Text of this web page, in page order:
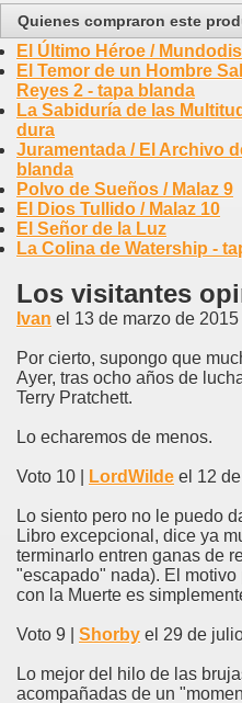
Quienes compraron este
El Último Héroe /
El Temor de un Hombre
Reyes 2 - tapa blanda
La Sabiduría de las
dura
Juramentada / El Archivo
blanda
Polvo de Sueños / Malaz 9
El Dios Tullido / Malaz 10
El Señor de la Luz
La Colina de Watership -
Los visitantes
Ivan el 13 de marzo de
Por cierto, supongo que
Ayer, tras ocho años de
Terry Pratchett.
Lo echaremos de menos.
Voto 10 | LordWilde el 12
Lo siento pero no le puedo
Libro excepcional, dice ya
terminarlo entren ganas de
"escapado" nada). El
con la Muerte es
Voto 9 | Shorby el 29 de
Lo mejor del hilo de las
acompañadas de un